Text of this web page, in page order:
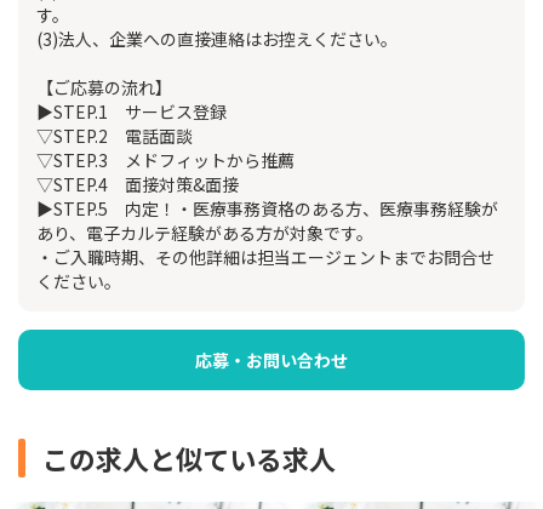
す。
(3)法人、企業への直接連絡はお控えください。
【ご応募の流れ】
▶STEP.1 サービス登録
▽STEP.2 電話面談
▽STEP.3 メドフィットから推薦
▽STEP.4 面接対策&面接
▶STEP.5 内定！・医療事務資格のある方、医療事務経験が
あり、電子カルテ経験がある方が対象です。
・ご入職時期、その他詳細は担当エージェントまでお問合せ
ください。
応募・お問い合わせ
この求人と似ている求人